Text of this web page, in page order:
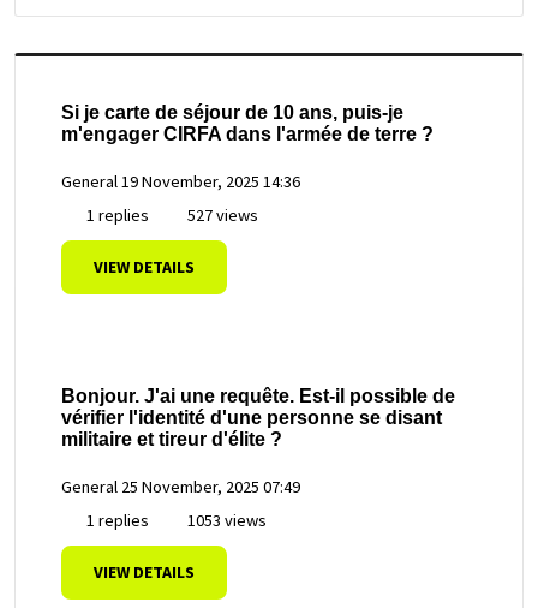
Si je carte de séjour de 10 ans, puis-je
m'engager CIRFA dans l'armée de terre ?
General19 November, 2025 14:36
1 replies
527 views
VIEW DETAILS
Bonjour. J'ai une requête. Est-il possible de
vérifier l'identité d'une personne se disant
militaire et tireur d'élite ?
General 25 November, 2025 07:49
1 replies
1053 views
VIEW DETAILS